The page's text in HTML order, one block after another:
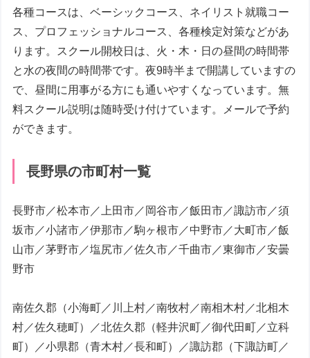
各種コースは、ベーシックコース、ネイリスト就職コー
ス、プロフェッショナルコース、各種検定対策などがあ
ります。スクール開校日は、火・木・日の昼間の時間帯
と水の夜間の時間帯です。夜9時半まで開講していますの
で、昼間に用事がる方にも通いやすくなっています。無
料スクール説明は随時受け付けています。メールで予約
ができます。
長野県の市町村一覧
長野市／松本市／上田市／岡谷市／飯田市／諏訪市／須
坂市／小諸市／伊那市／駒ヶ根市／中野市／大町市／飯
山市／茅野市／塩尻市／佐久市／千曲市／東御市／安曇
野市
南佐久郡（小海町／川上村／南牧村／南相木村／北相木
村／佐久穂町）／北佐久郡（軽井沢町／御代田町／立科
町）／小県郡（青木村／長和町）／諏訪郡（下諏訪町／